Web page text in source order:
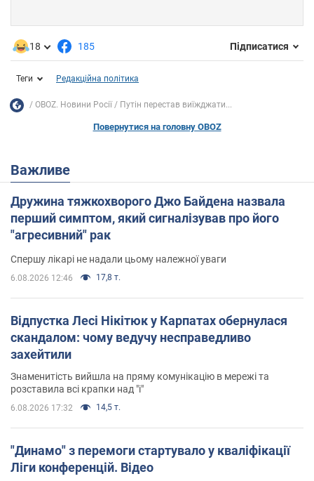
18 185 Підписатися
Теги Редакційна політика
OBOZ. Новини Росії Путін перестав виїжджати...
Повернутися на головну OBOZ
Важливе
Дружина тяжкохворого Джо Байдена назвала
перший симптом, який сигналізував про його
"агресивний" рак
Спершу лікарі не надали цьому належної уваги
6.08.2026 12:46 17,8 т.
Відпустка Лесі Нікітюк у Карпатах обернулася
скандалом: чому ведучу несправедливо
захейтили
Знаменитість вийшла на пряму комунікацію в мережі та
розставила всі крапки над "і"
6.08.2026 17:32 14,5 т.
"Динамо" з перемоги стартувало у кваліфікації
Ліги конференцій. Відео